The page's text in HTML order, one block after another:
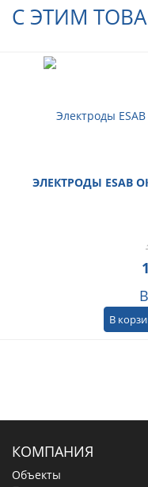
С ЭТИМ
ЭЛЕКТРОДЫ ESAB
В
КОМПАНИЯ
Объекты